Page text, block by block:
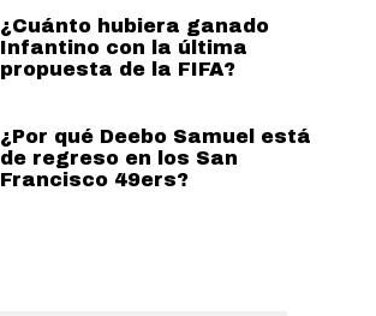
¿Cuánto hubiera ganado
Infantino con la última
propuesta de la FIFA?
¿Por qué Deebo Samuel está
de regreso en los San
Francisco 49ers?